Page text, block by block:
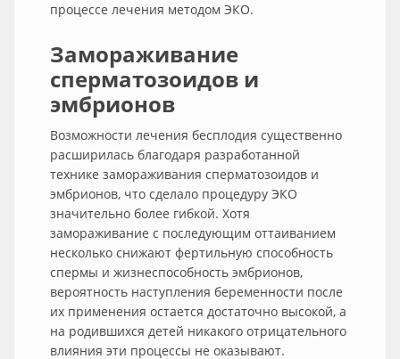
процессе лечения методом ЭКО.
Замораживание
сперматозоидов и
эмбрионов
Возможности лечения бесплодия существенно
расширилась благодаря разработанной
технике замораживания сперматозоидов и
эмбрионов, что сделало процедуру ЭКО
значительно более гибкой. Хотя
замораживание с последующим оттаиванием
несколько снижают фертильную способность
спермы и жизнеспособность эмбрионов,
вероятность наступления беременности после
их применения остается достаточно высокой, а
на родившихся детей никакого отрицательного
влияния эти процессы не оказывают.